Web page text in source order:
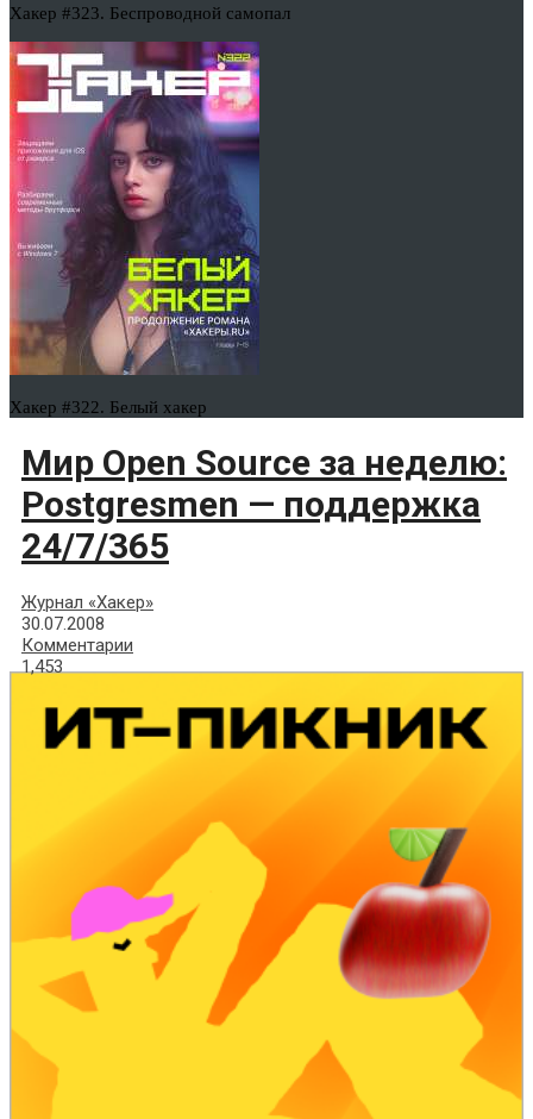
Хакер #323. Беспроводной самопал
Хакер #322. Белый хакер
Мир Open Source за неделю:
Postgresmen — поддержка
24/7/365
Журнал «Хакер»
30.07.2008
Комментарии
1,453